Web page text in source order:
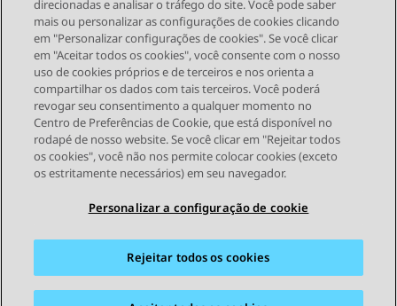
Send Feedback
Topic navigation
Tópico anterior Próximo tópico
STAY CONNECTED
Mapa do site Termos de Uso
Privacidade
Marcas registradas
direcionadas e analisar o tráfego do site. Você pode saber
mais ou personalizar as configurações de cookies clicando
em "Personalizar configurações de cookies". Se você clicar
em "Aceitar todos os cookies", você consente com o nosso
uso de cookies próprios e de terceiros e nos orienta a
compartilhar os dados com tais terceiros. Você poderá
revogar seu consentimento a qualquer momento no
Centro de Preferências de Cookie, que está disponível no
rodapé de nosso website. Se você clicar em "Rejeitar todos
os cookies", você não nos permite colocar cookies (exceto
os estritamente necessários) em seu navegador.
Personalizar a configuração de cookie
Rejeitar todos os cookies